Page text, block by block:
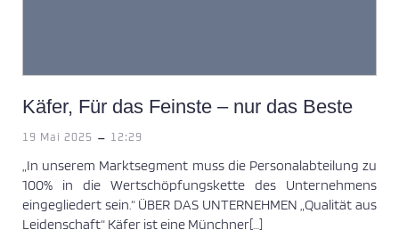
Käfer, Für das Feinste – nur das Beste
19 Mai 2025 - 12:29
„In unserem Marktsegment muss die Personalabteilung zu
100% in die Wertschöpfungskette des Unternehmens
eingegliedert sein.“ ÜBER DAS UNTERNEHMEN „Qualität aus
Leidenschaft“ Käfer ist eine Münchner[…]